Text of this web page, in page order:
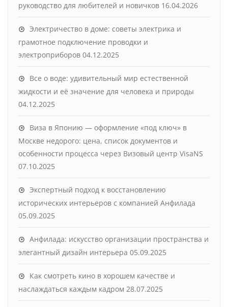
руководство для любителей и новичков 16.04.2026
Электричество в доме: советы электрика и
грамотное подключение проводки и
электроприборов 04.12.2025
Все о воде: удивительный мир естественной
жидкости и её значение для человека и природы
04.12.2025
Виза в Японию — оформление «под ключ» в
Москве недорого: цена, список документов и
особенности процесса через Визовый центр VisaNS
07.10.2025
Экспертный подход к восстановлению
исторических интерьеров с компанией Анфилада
05.09.2025
Анфилада: искусство организации пространства и
элегантный дизайн интерьера 05.09.2025
Как смотреть кино в хорошем качестве и
наслаждаться каждым кадром 28.07.2025